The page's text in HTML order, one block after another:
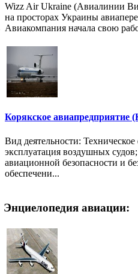
Wizz Air Ukraine (Авиалинии
на просторах Украины
Авиакомпания начала свою
Корякское авиапредприятие
Вид деятельности:
эксплуатация воздушных
авиационной безопасности и
обеспечени...
Энциелопедия авиации: